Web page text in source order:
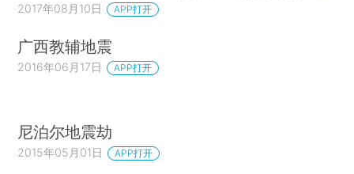
2017年08月10日 APP打开
广西教辅地震
2016年06月17日 APP打开
尼泊尔地震劫
2015年05月01日 APP打开